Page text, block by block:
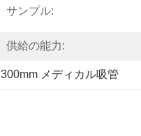
サンプル:
供給の能力:
300mm メディカル吸管